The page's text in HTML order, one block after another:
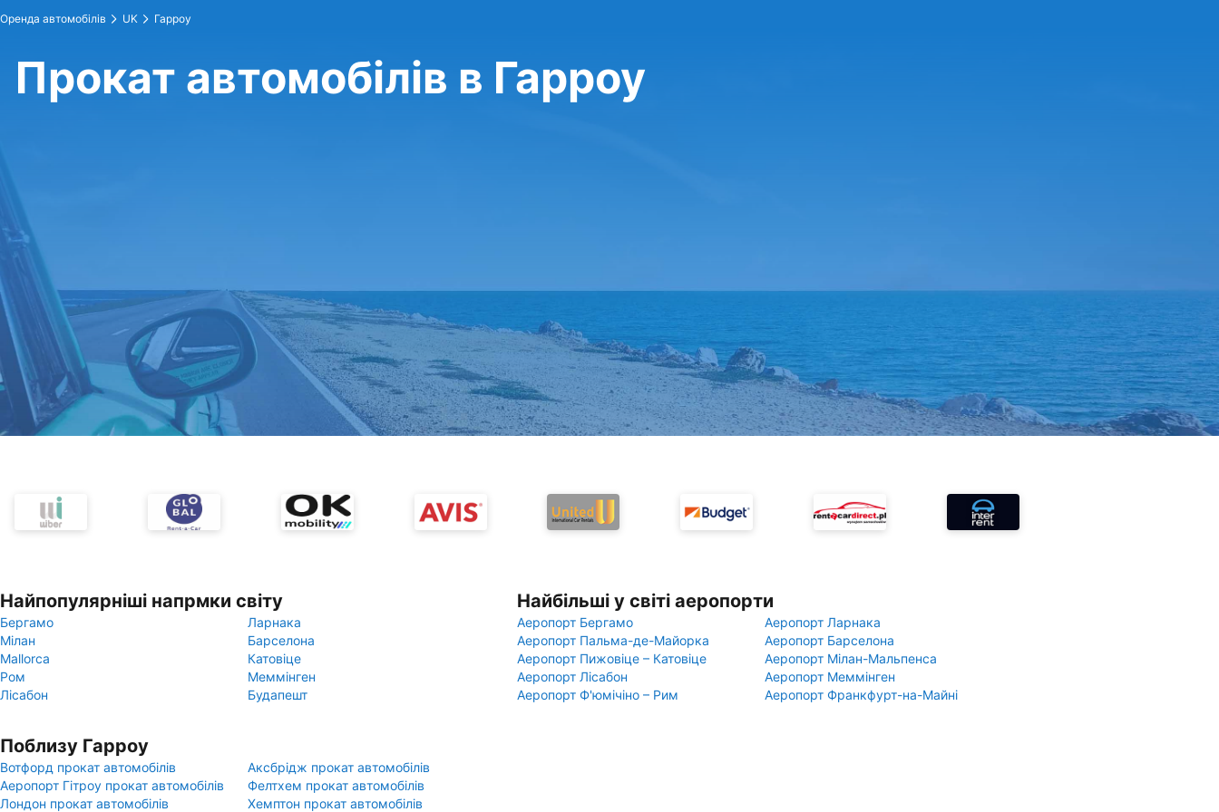
Оренда автомобілів UK Гарроу
Прокат автомобілів в Гарроу
Найпопулярніші напрмки світу
Бергамо
Ларнака
Мілан
Барселона
Mallorca
Катовіце
Ром
Меммінген
Лісабон
Будапешт
Найбільші у світі аеропорти
Аеропорт Бергамо
Аеропорт Ларнака
Аеропорт Пальма-де-Майорка
Аеропорт Барселона
Аеропорт Пижовіце – Катовіце
Аеропорт Мілан-Мальпенса
Аеропорт Лісабон
Аеропорт Меммінген
Аеропорт Ф'юмічіно – Рим
Аеропорт Франкфурт-на-Майні
Поблизу Гарроу
Вотфорд прокат автомобілів
Аксбрідж прокат автомобілів
Аеропорт Гітроу прокат автомобілів
Фелтхем прокат автомобілів
Лондон прокат автомобілів
Хемптон прокат автомобілів